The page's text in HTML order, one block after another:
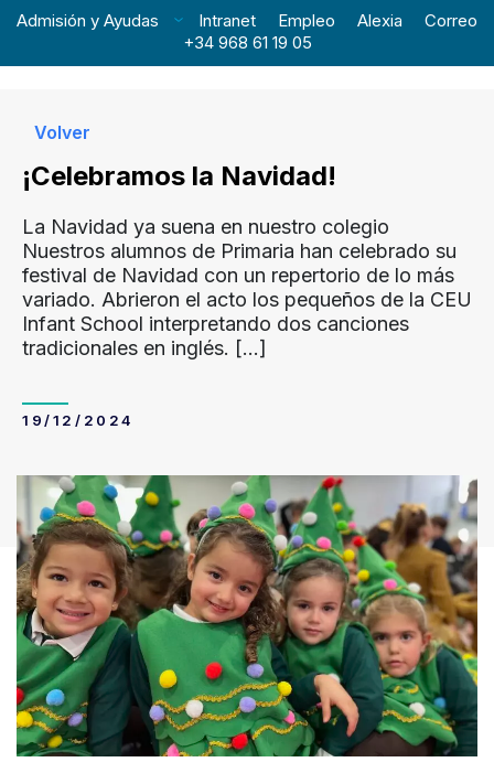
Admisión y Ayudas Intranet Empleo Alexia
Correo
+34 968 61 19 05
Volver
¡Celebramos la Navidad!
La Navidad ya suena en nuestro colegio
Nuestros alumnos de Primaria han celebrado su
festival de Navidad con un repertorio de lo más
variado. Abrieron el acto los pequeños de la CEU
Infant School interpretando dos canciones
tradicionales en inglés. […]
19/12/2024